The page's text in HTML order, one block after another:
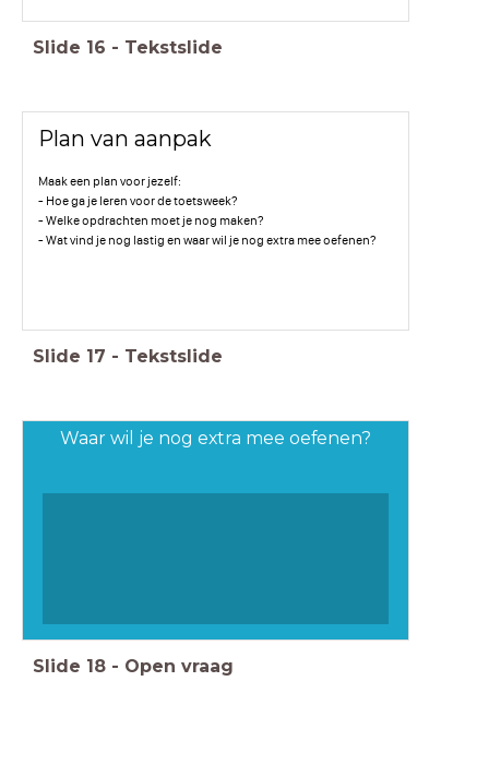
Slide 16 - Tekstslide
Plan van aanpak
Maak een plan voor jezelf:
- Hoe ga je leren voor de toetsweek?
- Welke opdrachten moet je nog maken?
- Wat vind je nog lastig en waar wil je nog extra mee oefenen?
Slide 17 - Tekstslide
Waar wil je nog extra mee oefenen?
Slide 18 - Open vraag